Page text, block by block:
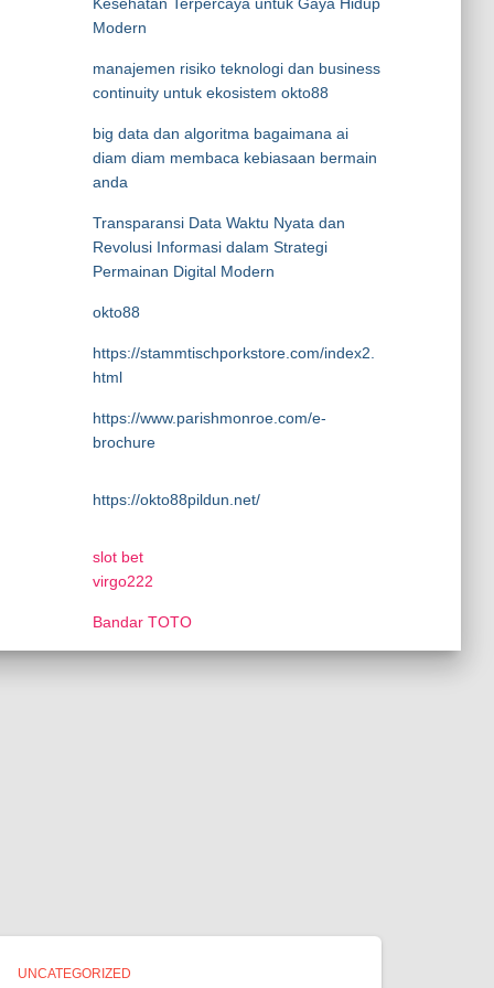
Modern
manajemen risiko teknologi dan business
continuity untuk ekosistem okto88
big data dan algoritma bagaimana ai
diam diam membaca kebiasaan bermain
anda
Transparansi Data Waktu Nyata dan
Revolusi Informasi dalam Strategi
Permainan Digital Modern
okto88
https://stammtischporkstore.com/index2.
html
https://www.parishmonroe.com/e-
brochure
https://okto88pildun.net/
slot bet
virgo222
Bandar TOTO
UNCATEGORIZED